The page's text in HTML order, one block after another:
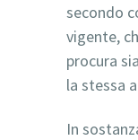
secondo
vigente,
procura
la stessa
In